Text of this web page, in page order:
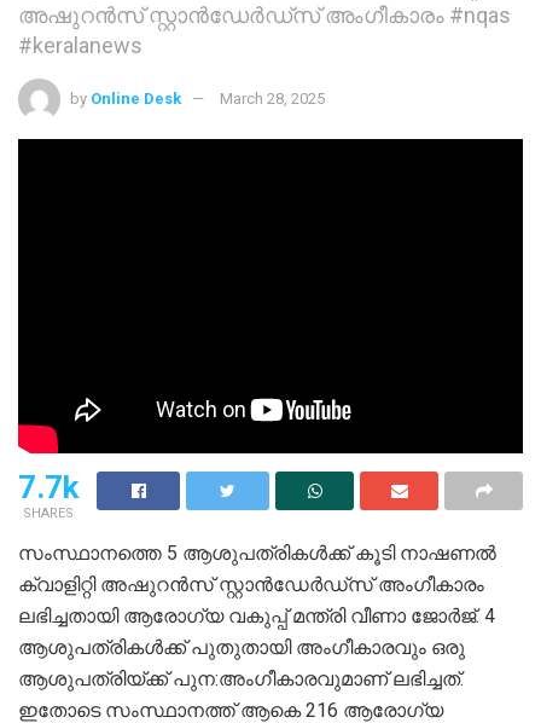
അഷുറൻസ് സ്റ്റാൻഡേർഡ്സ് അംഗീകാരം #nqas
#keralanews
by Online Desk March 28, 2025
7.7k
SHARES
സംസ്ഥാനത്തെ 5 ആശുപത്രികൾക്ക് കൂടി നാഷണൽ
ക്വാളിറ്റി അഷുറൻസ് സ്റ്റാൻഡേർഡ്സ് അംഗീകാരം
ലഭിച്ചതായി ആരോഗ്യ വകുപ്പ് മന്ത്രി വീണാ ജോർജ്. 4
ആശുപത്രികൾക്ക് പുതുതായി അംഗീകാരവും ഒരു
ആശുപത്രിയ്ക്ക് പുന:അംഗീകാരവുമാണ് ലഭിച്ചത്.
ഇതോടെ സംസ്ഥാനത്ത് ആകെ 216 ആരോഗ്യ